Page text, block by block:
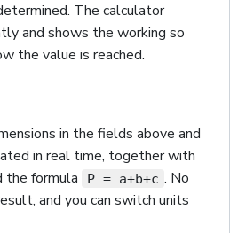
The calculator
and shows the working so
the value is reached.
in the fields above and
in real time, together with
the formula P = a+b+c . No
and you can switch units